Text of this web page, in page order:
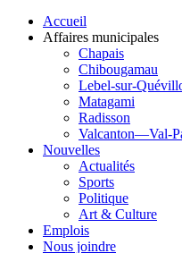
Accueil
Affaires municipales
Chapais
Chibougamau
Lebel-sur-
Matagami
Radisson
Valcanton—Val-
Nouvelles
Actualités
Sports
Politique
Art & Culture
Emplois
Nous joindre